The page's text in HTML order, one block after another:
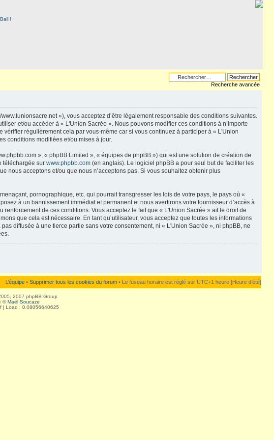
Recherche avancée
»), vous acceptez d’être légalement responsable des conditions suivantes.
et/ou accéder à « L'Union Sacrée ». Nous pouvons modifier ces conditions à n’importe
régulièrement cela par vous-même car si vous continuez à participer à « L'Union
conditions modifiées et/ou mises à jour.
», « phpBB Limited », « équipes de phpBB ») qui est une solution de création de
téléchargée sur www.phpbb.com (en anglais). Le logiciel phpBB a pour seul but de faciliter les
nous acceptons et/ou que nous n’acceptons pas. Si vous souhaitez obtenir plus
pornographique, etc. qui pourrait transgresser les lois de votre pays, le pays où «
à un bannissement immédiat et permanent et nous avertirons votre fournisseur d’accès à
de ces conditions. Vous acceptez le fait que « L'Union Sacrée » ait le droit de
que cela est nécessaire. En tant qu’utilisateur, vous acceptez que toutes les informations
diffusée à une tierce partie sans votre consentement, ni « L'Union Sacrée », ni phpBB, ne
L’équipe • Supprimer tous les cookies du forum • Le fuseau horaire est réglé sur UTC+1 heure [Heure d’été]
2007 phpBB Group
©Maël Soucaze
| Load : 0.08056640625